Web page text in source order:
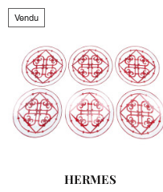
Vendu
HERMES